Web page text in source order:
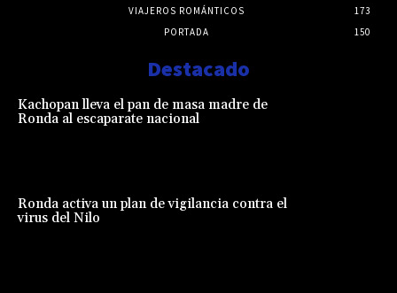
VIAJEROS ROMÁNTICOS
173
PORTADA
150
Destacado
Kachopan lleva el pan de masa madre de
Ronda al escaparate nacional
Ronda activa un plan de vigilancia contra el
virus del Nilo